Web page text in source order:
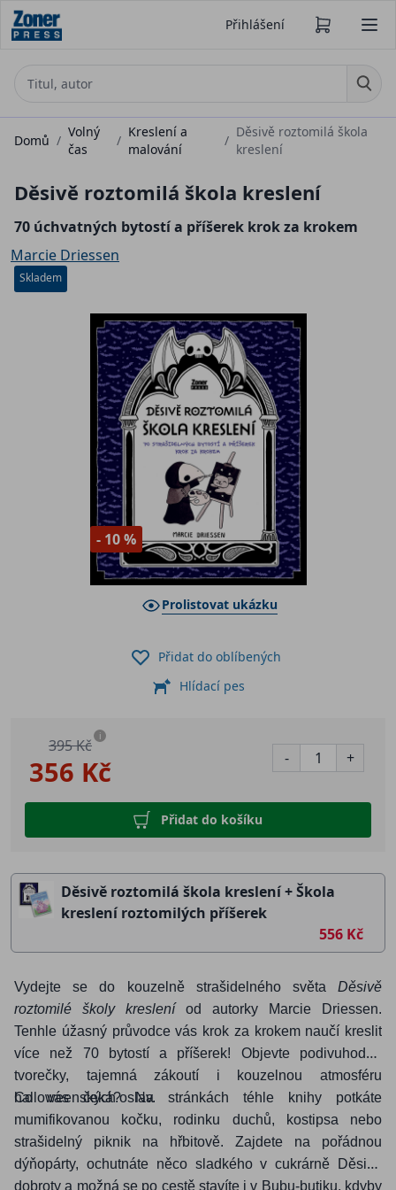
Přihlášení
Domů /
Volný
čas
/
Kreslení a
malování
/
Děsivě roztomilá škola
kreslení
Děsivě roztomilá škola kreslení
70 úchvatných bytostí a příšerek krok za krokem
Marcie Driessen
Skladem
- 10 %
Prolistovat ukázku
356 Kč
395 Kč i
- +
Přidat do košíku
Přidat do oblíbených
Hlídací pes
Děsivě roztomilá škola kreslení + Škola
kreslení roztomilých příšerek
556 Kč
Vydejte se do kouzelně strašidelného světa Děsivě
roztomilé školy kresleníod autorky Marcie Driessen.
Tenhle úžasný průvodce vás krok za krokem naučí kreslit
více než 70 bytostí a příšerek! Objevte podivuhodné
tvorečky, tajemná zákoutí i kouzelnou atmosféru
halloweenských oslav.
Co vás čeká? Na stránkách téhle knihy potkáte
mumifikovanou kočku, rodinku duchů, kostipsa nebo
strašidelný piknik na hřbitově. Zajdete na pořádnou
dýňopárty, ochutnáte něco sladkého v cukrárně Děsivé
dobroty a možná se po cestě stavíte i v Bubu-butiku, kdyby